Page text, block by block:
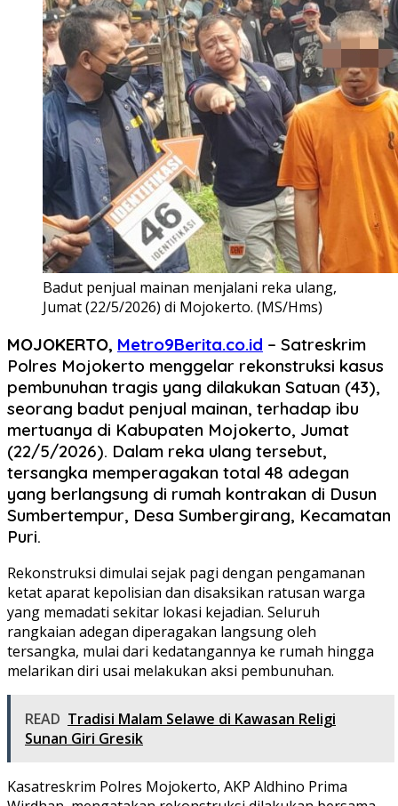
Badut penjual mainan menjalani reka ulang,
Jumat (22/5/2026) di Mojokerto. (MS/Hms)
MOJOKERTO, Metro9Berita.co.id – Satreskrim
Polres Mojokerto menggelar rekonstruksi kasus
pembunuhan tragis yang dilakukan Satuan (43),
seorang badut penjual mainan, terhadap ibu
mertuanya di Kabupaten Mojokerto, Jumat
(22/5/2026). Dalam reka ulang tersebut,
tersangka memperagakan total 48 adegan
yang berlangsung di rumah kontrakan di Dusun
Sumbertempur, Desa Sumbergirang, Kecamatan
Puri.
Rekonstruksi dimulai sejak pagi dengan pengamanan
ketat aparat kepolisian dan disaksikan ratusan warga
yang memadati sekitar lokasi kejadian. Seluruh
rangkaian adegan diperagakan langsung oleh
tersangka, mulai dari kedatangannya ke rumah hingga
melarikan diri usai melakukan aksi pembunuhan.
READ Tradisi Malam Selawe di Kawasan Religi
Sunan Giri Gresik
Kasatreskrim Polres Mojokerto, AKP Aldhino Prima